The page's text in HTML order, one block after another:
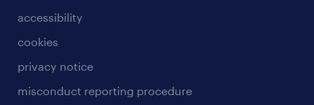
accessibility
cookies
privacy notice
misconduct reporting procedure